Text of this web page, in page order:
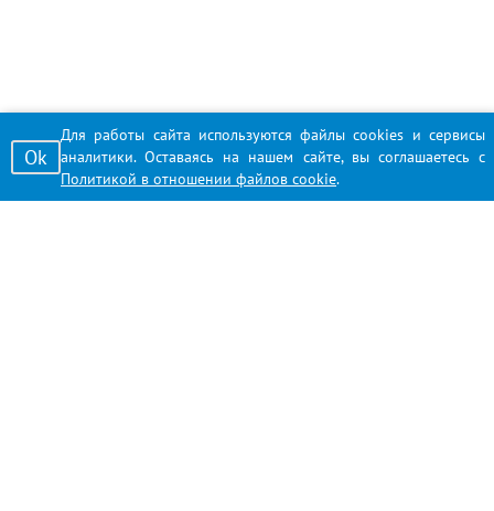
Для работы сайта используются файлы cookies и сервисы
аналитики. Оставаясь на нашем сайте, вы соглашаетесь с
Политикой в отношении файлов cookie.
Ok